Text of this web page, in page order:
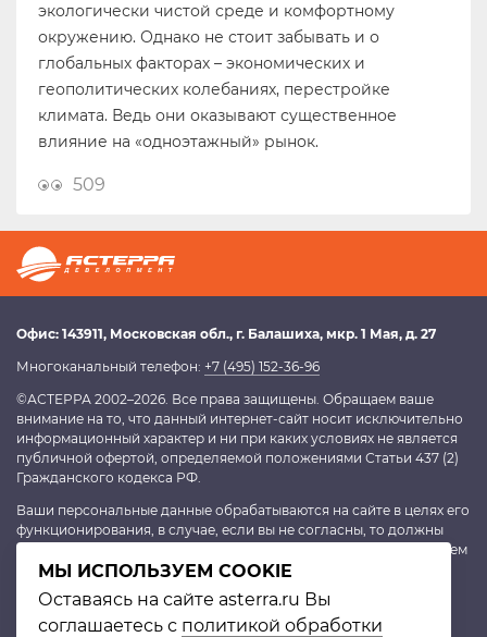
экологически чистой среде и комфортному
окружению. Однако не стоит забывать и о
глобальных факторах – экономических и
геополитических колебаниях, перестройке
климата. Ведь они оказывают существенное
влияние на «одноэтажный» рынок.
509
Офис: 143911, Московская обл., г. Балашиха, мкр. 1 Мая, д. 27
Многоканальный телефон: +7 (495) 152-36-96
©АСТЕРРА 2002–2026. Все права защищены. Обращаем ваше
внимание на то, что данный интернет-сайт носит исключительно
информационный характер и ни при каких условиях не является
публичной офертой, определяемой положениями Статьи 437 (2)
Гражданского кодекса РФ.
Ваши персональные данные обрабатываются на сайте в целях его
функционирования, в случае, если вы не согласны, то должны
покинуть сайт. В противном случае это будет являться согласием
на обработку персональных данных, согласно
конфиденциальности
МЫ ИСПОЛЬЗУЕМ COOKIE
Оставаясь на сайте asterra.ru Вы
соглашаетесь с политикой обработки